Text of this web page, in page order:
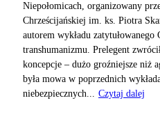
Niepołomicach, organizowany
Chrześcijańskiej im. ks. Piotra
autorem wykładu
transhumanizmu. Prelegent
koncepcje – dużo groźniejsze niż
była mowa w poprzednich
niebezpiecznych... Czytaj dalej